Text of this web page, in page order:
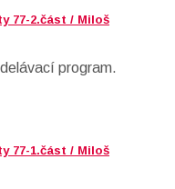
77-2.část / Miloš
program.
77-1.část / Miloš